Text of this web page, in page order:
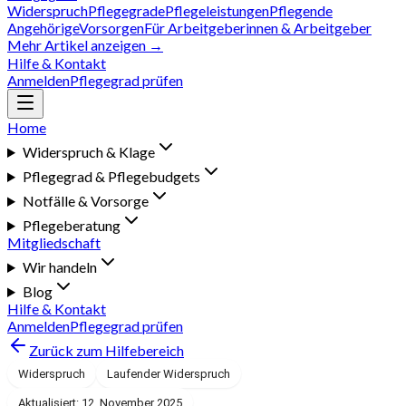
WiderspruchPflegegradePflegeleistungenPflegende
AngehörigeVorsorgenFür Arbeitgeberinnen & Arbeitgeber
Mehr Artikel anzeigen →
Hilfe & Kontakt
AnmeldenPflegegrad prüfen
Home
Widerspruch & Klage
Pflegegrad & Pflegebudgets
Notfälle & Vorsorge
Pflegeberatung
Mitgliedschaft
Wir handeln
Blog
Hilfe & Kontakt
AnmeldenPflegegrad prüfen
Zurück zum Hilfebereich
Widerspruch Laufender Widerspruch
Aktualisiert: 12. November 2025